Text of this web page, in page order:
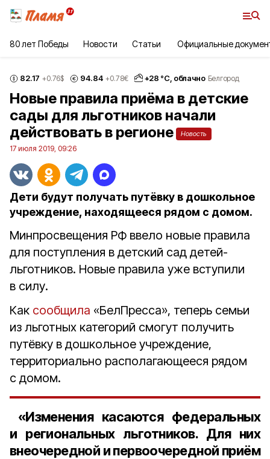
80 лет Победы Новости Статьи Официальные
82.17 +0.76$ 94.84 +0.78€ +28 °С, облачно Белгород
Новые правила приёма в детские
сады для льготников начали
действовать в регионе
Новость
17 июля 2019, 09:26
Дети будут получать путёвку в дошкольное
учреждение, находящееся рядом с домом.
Минпросвещения РФ ввело новые правила
для поступления в детский сад детей-
льготников. Новые правила уже вступили
в силу.
Как сообщила «БелПресса», теперь семьи
из льготных категорий смогут получить
путёвку в дошкольное учреждение,
территориально располагающееся рядом
с домом.
«Изменения касаются федеральных
и региональных льготников. Для них
внеочередной и первоочередной приём